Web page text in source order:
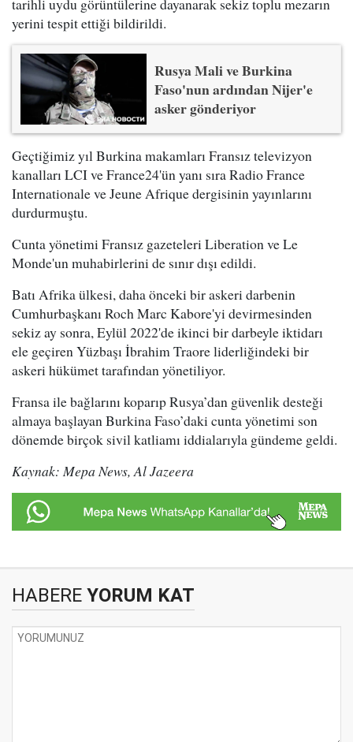
tarihli uydu görüntülerine dayanarak sekiz toplu mezarın
yerini tespit ettiği bildirildi.
Rusya Mali ve Burkina
Faso'nun ardından Nijer'e
asker gönderiyor
Geçtiğimiz yıl Burkina makamları Fransız televizyon
kanalları LCI ve France24'ün yanı sıra Radio France
Internationale ve Jeune Afrique dergisinin yayınlarını
durdurmuştu.
Cunta yönetimi Fransız gazeteleri Liberation ve Le
Monde'un muhabirlerini de sınır dışı edildi.
Batı Afrika ülkesi, daha önceki bir askeri darbenin
Cumhurbaşkanı Roch Marc Kabore'yi devirmesinden
sekiz ay sonra, Eylül 2022'de ikinci bir darbeyle iktidarı
ele geçiren Yüzbaşı İbrahim Traore liderliğindeki bir
askeri hükümet tarafından yönetiliyor.
Fransa ile bağlarını koparıp Rusya’dan güvenlik desteği
almaya başlayan Burkina Faso’daki cunta yönetimi son
dönemde birçok sivil katliamı iddialarıyla gündeme geldi.
Kaynak: Mepa News, Al Jazeera
HABERE YORUM KAT